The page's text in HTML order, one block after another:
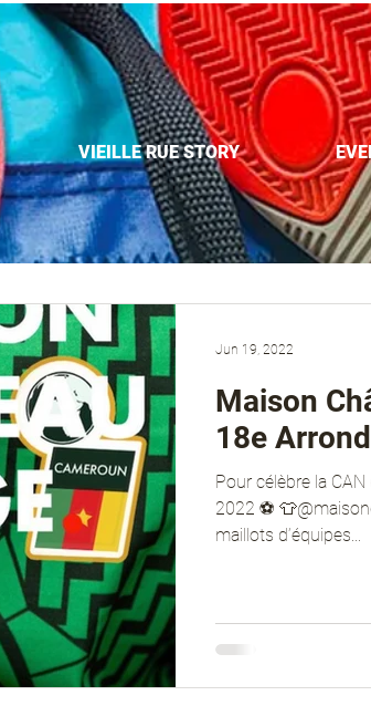
Maison
18e
Pour célèbre la
2022 ⚽️
maillots d’équipes...
Jun 19, 2022
VIEILLE RUE STORY